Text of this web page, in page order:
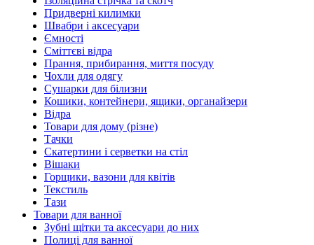
Придверні килимки
Швабри і аксесуари
Ємності
Сміттєві відра
Прання, прибирання, миття посуду
Чохли для одягу
Сушарки для білизни
Кошики, контейнери, ящики, органайзери
Відра
Товари для дому (різне)
Тачки
Скатертини і серветки на стіл
Вішаки
Горщики, вазони для квітів
Текстиль
Тази
Товари для ванної
Зубні щітки та аксесуари до них
Полиці для ванної